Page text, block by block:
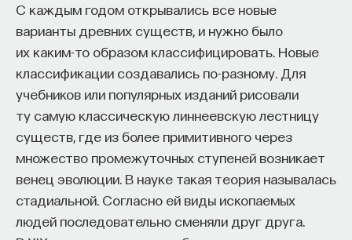
С каждым годом открывались все новые
варианты древних существ, и нужно было
их каким-то образом классифицировать. Новые
классификации создавались по-разному. Для
учебников или популярных изданий рисовали
ту самую классическую линнеевскую лестницу
существ, где из более примитивного через
множество промежуточных ступеней возникает
венец эволюции. В науке такая теория называлась
стадиальной. Согласно ей виды ископаемых
людей последовательно сменяли друг друга.
с опытом работы в научной сфере;
Специалистов с STEM-образованием,
желающих сменить сферу деятельности;
Тех, кто пока не имеет достаточного опыта
работы в индустрии, но стремится развивать
необходимые навыки.
Для уже готовых специалистов достаточно
оставить информацию о себе: образование, опыт
работы, навыки, интересы и владение
иностранными языками. Команда Naukka Talents